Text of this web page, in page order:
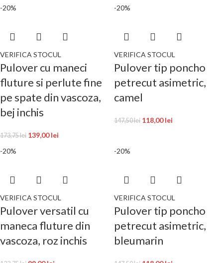
-20%
VERIFICA STOCUL
Pulover cu maneci
fluture si perlute fine
pe spate din vascoza,
bej inchis
173,75lei 139,00lei
-20%
VERIFICA STOCUL
Pulover tip poncho
petrecut asimetric,
camel
147,50lei 118,00lei
-20%
VERIFICA STOCUL
Pulover versatil cu
maneca fluture din
vascoza, roz inchis
-20%
VERIFICA STOCUL
Pulover tip poncho
petrecut asimetric,
bleumarin